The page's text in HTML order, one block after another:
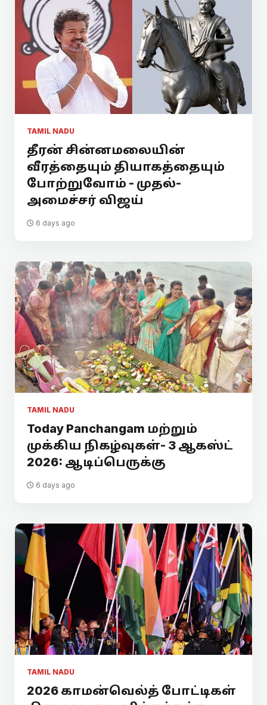
TAMIL NADU
தீரன் சின்னமலையின்
வீரத்தையும் தியாகத்தையும்
போற்றுவோம் - முதல்-
அமைச்சர் விஜய்
6 days ago
TAMIL NADU
Today Panchangam மற்றும்
முக்கிய நிகழ்வுகள்- 3 ஆகஸ்ட்
2026: ஆடிப்பெருக்கு
6 days ago
TAMIL NADU
2026 காமன்வெல்த் போட்டிகள்